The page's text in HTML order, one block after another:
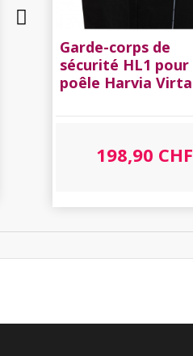
Garde-corps de
sécurité HL1 pour
poêle Harvia Virta
198,90 CHF